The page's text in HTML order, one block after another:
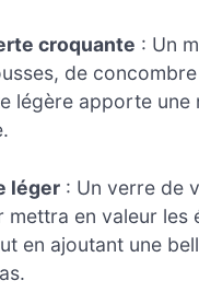
croquante : Un
de
légère apporte une
léger : Un verre de
mettra en valeur les
en ajoutant une